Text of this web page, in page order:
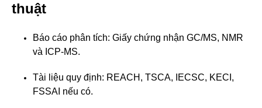
thuật
Báo cáo phân tích: Giấy chứng nhận GC/MS, NMR
và ICP-MS.
Tài liệu quy định: REACH, TSCA, IECSC, KECI,
FSSAI nếu có.